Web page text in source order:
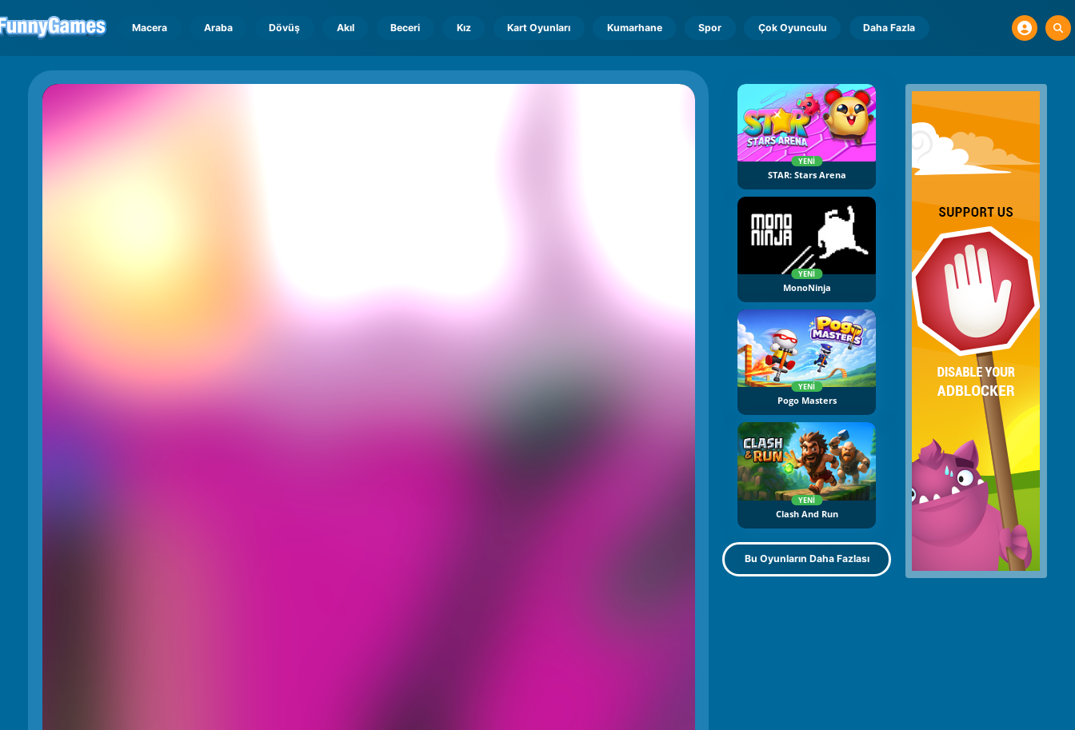
Macera Araba Dövüş Akıl Beceri Kız Kart Oyunları Kumarhane Spor Çok Oyunculu Daha Fazla
YENI
STAR: Stars Arena
YENI
MonoNinja
YENI
Pogo Masters
YENI
Clash And Run
Bu Oyunların Daha Fazlası